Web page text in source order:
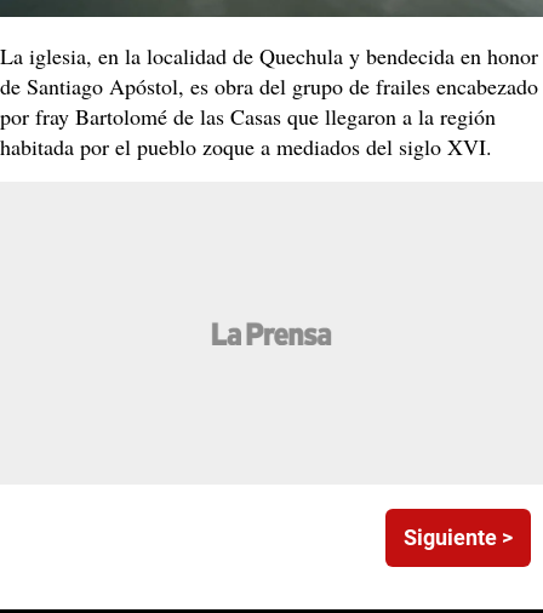
La iglesia, en la localidad de Quechula y bendecida en honor
de Santiago Apóstol, es obra del grupo de frailes encabezado
por fray Bartolomé de las Casas que llegaron a la región
habitada por el pueblo zoque a mediados del siglo XVI.
Siguiente >